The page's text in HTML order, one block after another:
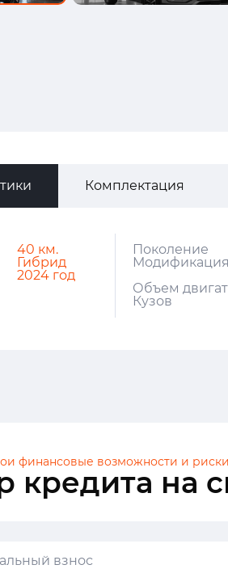
Комплектация
40 км.
Гибрид
2024 год
Поколение
Модификация
Объем
Кузов
кредита на
финансовые возможности и риски
взнос